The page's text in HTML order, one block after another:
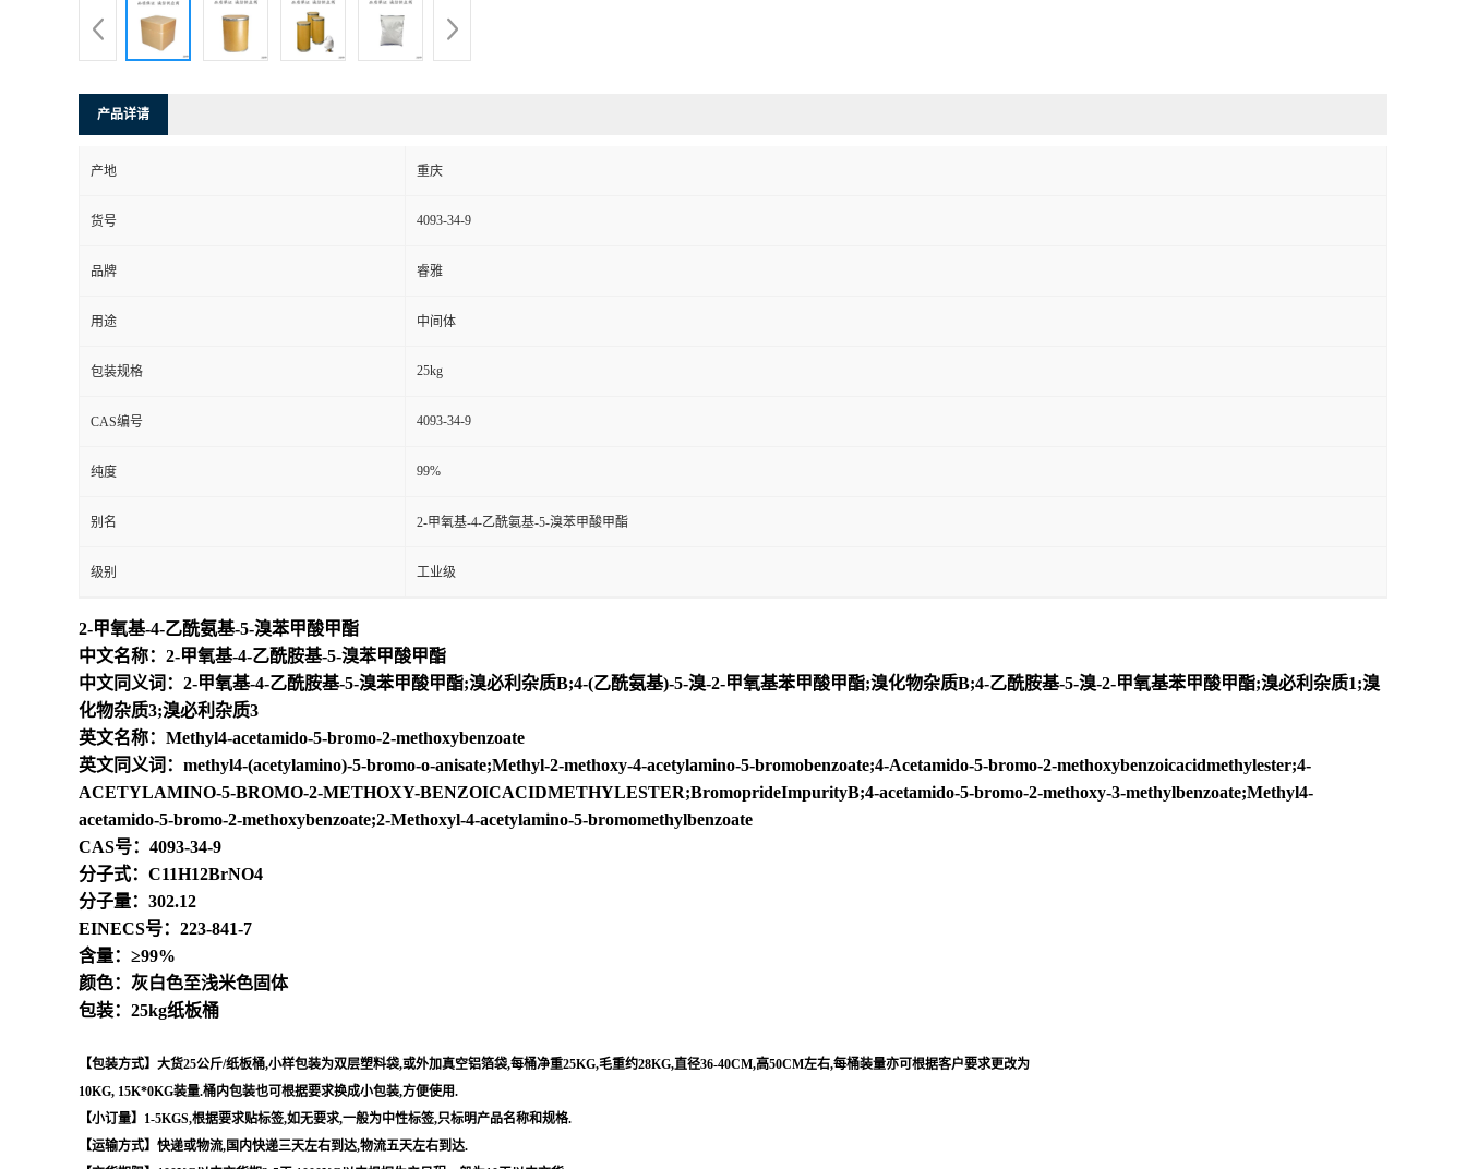
产品详请
产地 重庆
货号 4093-34-9
品牌 睿雅
用途 中间体
包装规格 25kg
CAS编号 4093-34-9
纯度 99%
别名 2-甲氧基-4-乙酰氨基-5-溴苯甲酸甲酯
级别 工业级
2-甲氧基-4-乙酰氨基-5-溴苯甲酸甲酯
中文名称：2-甲氧基-4-乙酰胺基-5-溴苯甲酸甲酯
中文同义词：2-甲氧基-4-乙酰胺基-5-溴苯甲酸甲酯;溴必利杂质B;4-(乙酰氨基)-5-溴-2-甲氧基苯甲酸甲酯;溴化物杂质B;4-乙酰胺基-5-溴-2-甲氧基苯甲酸甲酯;溴必利杂质1;溴
化物杂质3;溴必利杂质3
英文名称：Methyl4-acetamido-5-bromo-2-methoxybenzoate
英文同义词：methyl4-(acetylamino)-5-bromo-o-anisate;Methyl-2-methoxy-4-acetylamino-5-bromobenzoate;4-Acetamido-5-bromo-2-methoxybenzoicacidmethylester;4-
ACETYLAMINO-5-BROMO-2-METHOXY-BENZOICACIDMETHYLESTER;BromoprideImpurityB;4-acetamido-5-bromo-2-methoxy-3-methylbenzoate;Methyl4-
acetamido-5-bromo-2-methoxybenzoate;2-Methoxyl-4-acetylamino-5-bromomethylbenzoate
CAS号：4093-34-9
分子式：C11H12BrNO4
分子量：302.12
EINECS号：223-841-7
含量：≥99%
颜色：灰白色至浅米色固体
包装：25kg纸板桶
【包装方式】大货25公斤/纸板桶,小样包装为双层塑料袋,或外加真空铝箔袋,每桶净重25KG,毛重约28KG,直径36-40CM,高50CM左右,每桶装量亦可根据客户要求更改为
10KG, 15K*0KG装量.桶内包装也可根据要求换成小包装,方便使用.
【小订量】1-5KGS,根据要求贴标签,如无要求,一般为中性标签,只标明产品名称和规格.
【运输方式】快递或物流,国内快递三天左右到达,物流五天左右到达.